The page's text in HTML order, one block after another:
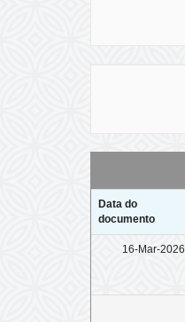
Data do
documento
16-Mar-2026